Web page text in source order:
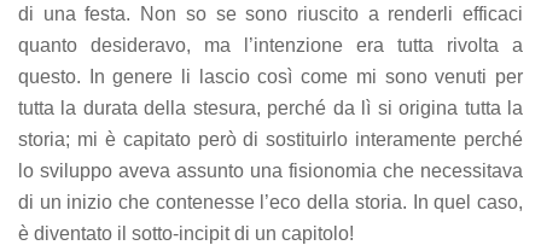
di una festa. Non so se sono riuscito a renderli efficaci
quanto desideravo, ma l’intenzione era tutta rivolta a
questo. In genere li lascio così come mi sono venuti per
tutta la durata della stesura, perché da lì si origina tutta la
storia; mi è capitato però di sostituirlo interamente perché
lo sviluppo aveva assunto una fisionomia che necessitava
di un inizio che contenesse l’eco della storia. In quel caso,
è diventato il sotto-incipit di un capitolo!